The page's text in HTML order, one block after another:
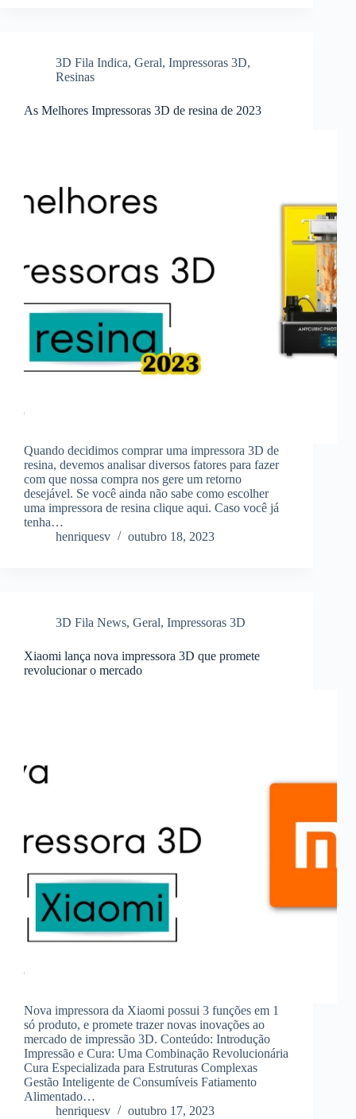
3D Fila Indica, Geral, Impressoras 3D,
Resinas
As Melhores Impressoras 3D de resina de 2023
Quando decidimos comprar uma impressora 3D de
resina, devemos analisar diversos fatores para fazer
com que nossa compra nos gere um retorno
desejável. Se você ainda não sabe como escolher
uma impressora de resina clique aqui. Caso você já
tenha…
henriquesv
outubro 18, 2023
3D Fila News, Geral, Impressoras 3D
Xiaomi lança nova impressora 3D que promete
revolucionar o mercado
Nova impressora da Xiaomi possui 3 funções em 1
só produto, e promete trazer novas inovações ao
mercado de impressão 3D. Conteúdo: Introdução
Impressão e Cura: Uma Combinação Revolucionária
Cura Especializada para Estruturas Complexas
Gestão Inteligente de Consumíveis Fatiamento
Alimentado…
henriquesv
outubro 17, 2023